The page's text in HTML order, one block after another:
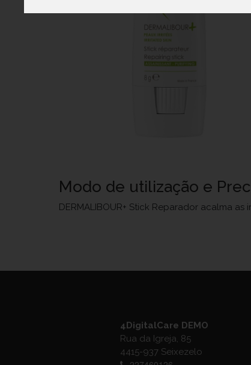
Modo de utilização e
DERMALIBOUR+ Stick Reparador acalma
4DigitalCare DEMO
Rua da Igreja, 85
4415-937 Seixezelo